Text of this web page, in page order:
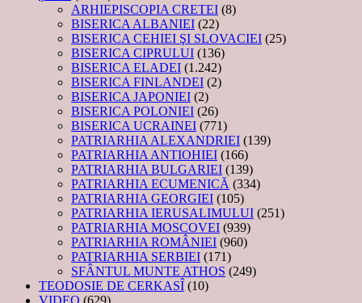
ARHIEPISCOPIA CRETEI (8)
BISERICA ALBANIEI (22)
BISERICA CEHIEI ŞI SLOVACIEI (25)
BISERICA CIPRULUI (136)
BISERICA ELADEI (1.242)
BISERICA FINLANDEI (2)
BISERICA JAPONIEI (2)
BISERICA POLONIEI (26)
BISERICA UCRAINEI (771)
PATRIARHIA ALEXANDRIEI (139)
PATRIARHIA ANTIOHIEI (166)
PATRIARHIA BULGARIEI (139)
PATRIARHIA ECUMENICĂ (334)
PATRIARHIA GEORGIEI (105)
PATRIARHIA IERUSALIMULUI (251)
PATRIARHIA MOSCOVEI (939)
PATRIARHIA ROMÂNIEI (960)
PATRIARHIA SERBIEI (171)
SFÂNTUL MUNTE ATHOS (249)
TEODOSIE DE CERKASÎ (10)
VIDEO (629)